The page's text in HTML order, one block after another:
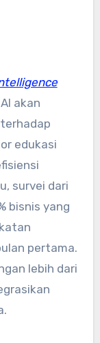
akan
edukasi
survei dari
bisnis yang
pertama.
lebih dari